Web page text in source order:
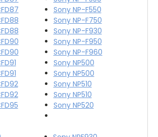
Sony NP-F550
Sony NP-F750
Sony NP-F930
Sony NP-F950
Sony NP-F960
Sony NP500
Sony NP500
Sony NP510
Sony NP510
Sony NP520